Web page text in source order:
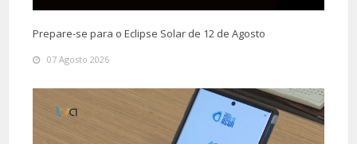
Prepare-se para o Eclipse Solar de 12 de Agosto
07 Agosto 2026